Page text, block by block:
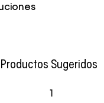
Productos Sugeridos